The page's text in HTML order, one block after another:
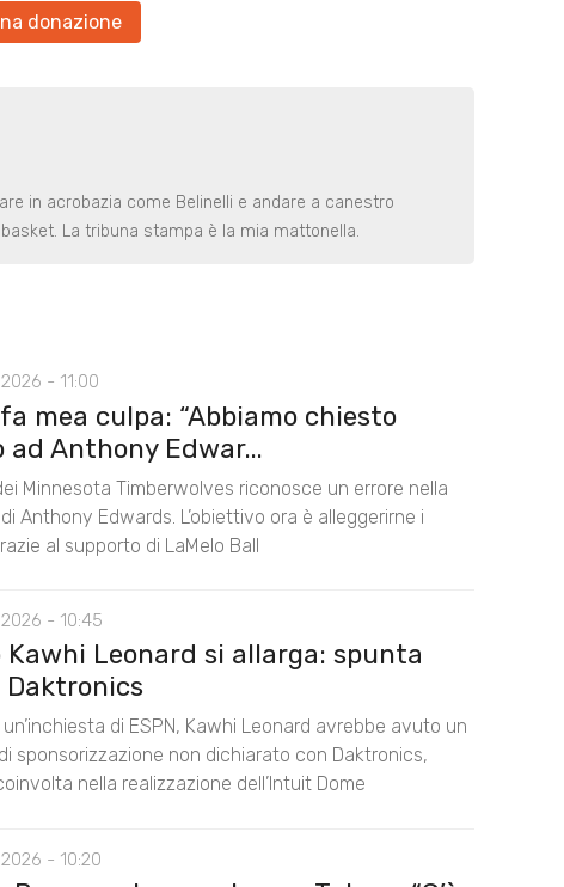
donazione
in acrobazia come Belinelli e andare a canestro
La tribuna stampa è la mia mattonella.
- 11:00
mea culpa: “Abbiamo chiesto
ad Anthony Edwar...
Minnesota Timberwolves riconosce un errore nella
Anthony Edwards. L’obiettivo ora è alleggerirne i
al supporto di LaMelo Ball
- 10:45
Kawhi Leonard si allarga: spunta
Daktronics
di ESPN, Kawhi Leonard avrebbe avuto un
sponsorizzazione non dichiarato con Daktronics,
nella realizzazione dell’Intuit Dome
- 10:20